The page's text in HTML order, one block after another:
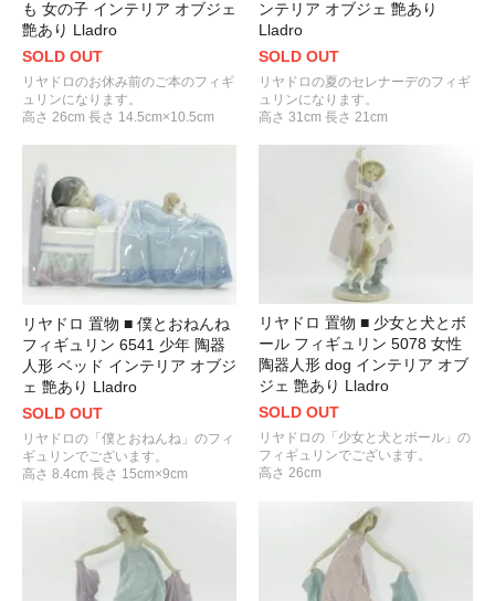
も 女の子 インテリア オブジェ
艶あり Lladro
SOLD OUT
リヤドロのお休み前のご本のフィギ
ュリンになります。
高さ 26cm 長さ 14.5cm×10.5cm
ンテリア オブジェ 艶あり
Lladro
SOLD OUT
リヤドロの夏のセレナーデのフィギ
ュリンになります。
高さ 31cm 長さ 21cm
リヤドロ 置物 ■ 僕とおねんね
フィギュリン 6541 少年 陶器
人形 ベッド インテリア オブジ
ェ 艶あり Lladro
SOLD OUT
リヤドロの「僕とおねんね」のフィ
ギュリンでございます。
高さ 8.4cm 長さ 15cm×9cm
リヤドロ 置物 ■ 少女と犬とボ
ール フィギュリン 5078 女性
陶器人形 dog インテリア オブ
ジェ 艶あり Lladro
SOLD OUT
リヤドロの「少女と犬とボール」の
フィギュリンでございます。
高さ 26cm